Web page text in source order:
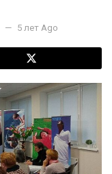
5 лет Ago